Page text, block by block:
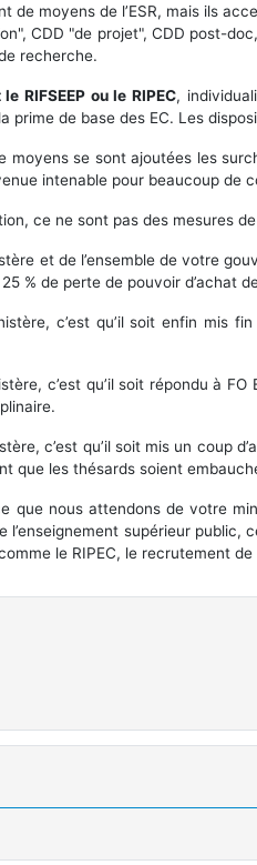
de moyens de l’ESR, mais ils
CDD "de projet", CDD post-
recherche.
RIFSEEP ou le RIPEC,
prime de base des EC. Les
moyens se sont ajoutées les
intenable pour beaucoup de
ce ne sont pas des mesures
et de l’ensemble de votre
% de perte de pouvoir d’achat
c’est qu’il soit enfin mis
c’est qu’il soit répondu à
c’est qu’il soit mis un coup
que les thésards soient
que nous attendons de votre
l’enseignement supérieur
le RIPEC, le recrutement